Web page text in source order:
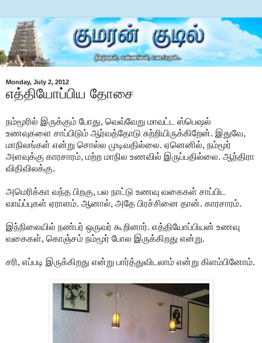
Monday, July 2, 2012
எத்தியோப்பிய தோசை
நம்மூரில் இருக்கும் போது, வெவ்வேறு மாவட்ட ஸ்பெஷல்
உணவுகளை சாப்பிடும் ஆர்வத்தோடு சுற்றியிருக்கிறேன். இதுவே,
மாநிலங்கள் என்று சொல்ல முடிவதில்லை. ஏனெனில், நம்மூர்
அளவுக்கு காரசாரம், மற்ற மாநில உணவில் இருப்பதில்லை. ஆந்திரா
விதிவிலக்கு.
அமெரிக்கா வந்த பிறகு, பல நாட்டு உணவு வகைகள் சாப்பிட
வாய்ப்புகள் ஏராளம். ஆனால், அதே பிரச்சினை தான். காரசாரம்.
இந்நிலையில் நண்பர் ஒருவர் கூறினார். எத்தியோப்பியன் உணவு
வகைகள், கொஞ்சம் நம்மூர் போல இருக்கிறது என்று.
சரி, எப்படி இருக்கிறது என்று பார்த்துவிடலாம் என்று கிளம்பினோம்.